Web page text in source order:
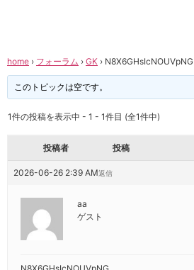
home › フォーラム › GK › N8X6GHsIcNOUVpNG
このトピックは空です。
1件の投稿を表示中 - 1 - 1件目 (全1件中)
投稿者 投稿
2026-06-26 2:39 AM返信
aa
ゲスト